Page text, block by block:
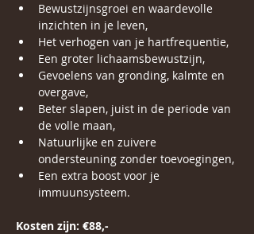
Bewustzijnsgroei en waardevolle
inzichten in je leven,
Het verhogen van je hartfrequentie,
Een groter lichaamsbewustzijn,
Gevoelens van gronding, kalmte en
overgave,
Beter slapen, juist in de periode van
de volle maan,
Natuurlijke en zuivere
ondersteuning zonder toevoegingen,
Een extra boost voor je
immuunsysteem.
Kosten zijn: €88,-